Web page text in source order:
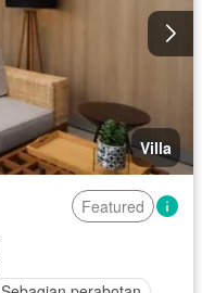
Villa
Featured